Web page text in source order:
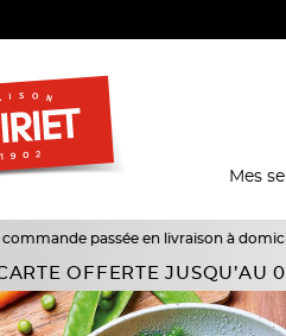
Mes
en livraison à domicile du 18/07
OFFERTE JUSQU’AU